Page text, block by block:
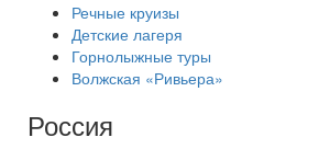
Речные круизы
Детские лагеря
Горнолыжные туры
Волжская «Ривьера»
Россия